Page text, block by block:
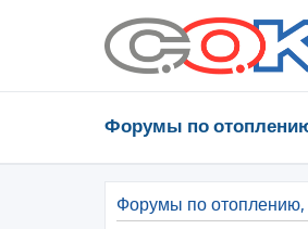
Форумы по
Форумы по